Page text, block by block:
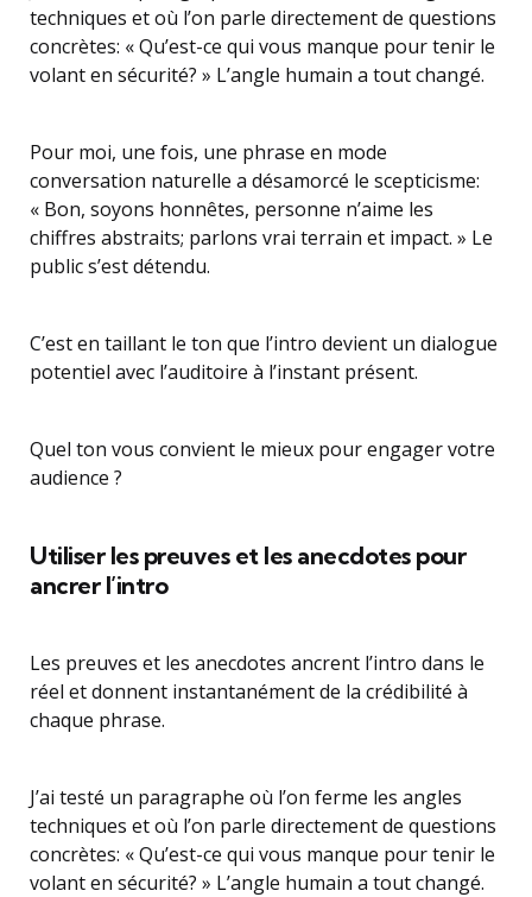
techniques et où l’on parle directement de questions
concrètes: « Qu’est-ce qui vous manque pour tenir le
volant en sécurité? » L’angle humain a tout changé.
Pour moi, une fois, une phrase en mode
conversation naturelle a désamorcé le scepticisme:
« Bon, soyons honnêtes, personne n’aime les
chiffres abstraits; parlons vrai terrain et impact. » Le
public s’est détendu.
C’est en taillant le ton que l’intro devient un dialogue
potentiel avec l’auditoire à l’instant présent.
Quel ton vous convient le mieux pour engager votre
audience ?
Utiliser les preuves et les anecdotes pour
ancrer l’intro
Les preuves et les anecdotes ancrent l’intro dans le
réel et donnent instantanément de la crédibilité à
chaque phrase.
J’ai testé un paragraphe où l’on ferme les angles
techniques et où l’on parle directement de questions
concrètes: « Qu’est-ce qui vous manque pour tenir le
volant en sécurité? » L’angle humain a tout changé.